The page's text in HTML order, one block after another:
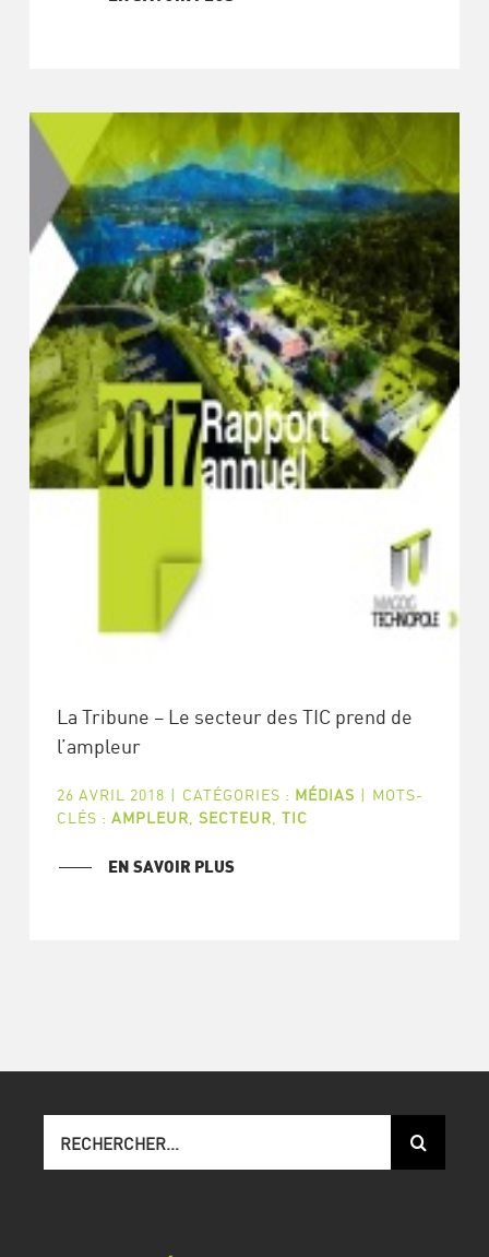
La Tribune – Le secteur des TIC prend de
l’ampleur
26 AVRIL 2018 | CATÉGORIES : MÉDIAS | MOTS-
CLÉS : AMPLEUR SECTEUR TIC
EN SAVOIR PLUS
sur